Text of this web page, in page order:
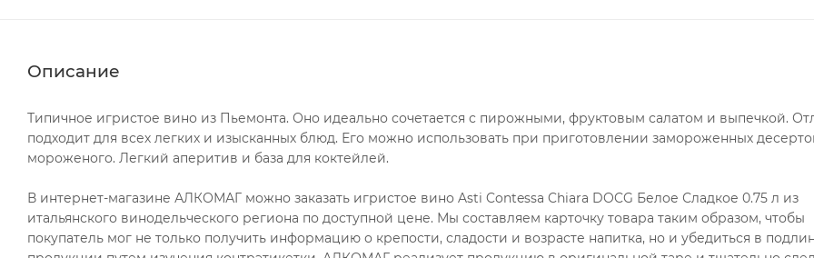
Описание
Типичное игристое вино из Пьемонта. Оно идеально сочетается с пирожными, фруктовым салатом и выпечкой.
подходит для всех легких и изысканных блюд. Его можно использовать при приготовлении замороженных
мороженого. Легкий аперитив и база для коктейлей.
В интернет-магазине АЛКОМАГ можно заказать игристое вино Asti Contessa Chiara DOCG Белое Сладкое 0.75 л из
итальянского винодельческого региона по доступной цене. Мы составляем карточку товара таким образом, чтобы
покупатель мог не только получить информацию о крепости, сладости и возрасте напитка, но и убедиться в